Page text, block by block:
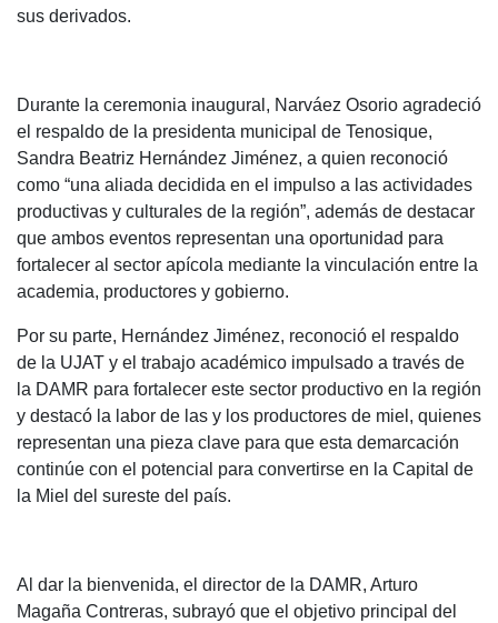
sus derivados.
Durante la ceremonia inaugural, Narváez Osorio agradeció
el respaldo de la presidenta municipal de Tenosique,
Sandra Beatriz Hernández Jiménez, a quien reconoció
como “una aliada decidida en el impulso a las actividades
productivas y culturales de la región”, además de destacar
que ambos eventos representan una oportunidad para
fortalecer al sector apícola mediante la vinculación entre la
academia, productores y gobierno.
Por su parte, Hernández Jiménez, reconoció el respaldo
de la UJAT y el trabajo académico impulsado a través de
la DAMR para fortalecer este sector productivo en la región
y destacó la labor de las y los productores de miel, quienes
representan una pieza clave para que esta demarcación
continúe con el potencial para convertirse en la Capital de
la Miel del sureste del país.
Al dar la bienvenida, el director de la DAMR, Arturo
Magaña Contreras, subrayó que el objetivo principal del